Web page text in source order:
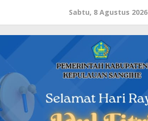
Sabtu, 8 Agustus 2026